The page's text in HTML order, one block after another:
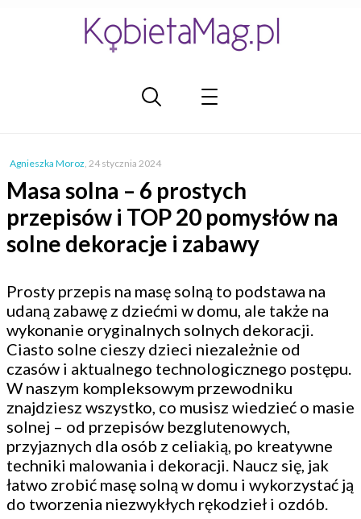
Agnieszka Moroz, 24 stycznia 2024
Masa solna – 6 prostych
przepisów i TOP 20 pomysłów na
solne dekoracje i zabawy
Prosty przepis na masę solną to podstawa na
udaną zabawę z dziećmi w domu, ale także na
wykonanie oryginalnych solnych dekoracji.
Ciasto solne cieszy dzieci niezależnie od
czasów i aktualnego technologicznego postępu.
W naszym kompleksowym przewodniku
znajdziesz wszystko, co musisz wiedzieć o masie
solnej – od przepisów bezglutenowych,
przyjaznych dla osób z celiakią, po kreatywne
techniki malowania i dekoracji. Naucz się, jak
łatwo zrobić masę solną w domu i wykorzystać ją
do tworzenia niezwykłych rękodzieł i ozdób.